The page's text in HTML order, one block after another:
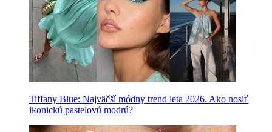
Tiffany Blue: Najväčší módny trend leta 2026. Ako nosiť
ikonickú pastelovú modrú?